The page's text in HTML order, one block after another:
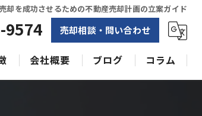
却を成功させるための不動産売却計画の立案ガイド
9574 売却相談・問い合わせ
会社概要 ブログ コラム